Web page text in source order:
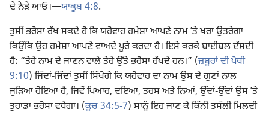
ਦੇ ਨੇੜੇ ਆਓ।​—ਯਾਕੂਬ 4:8.
ਤੁਸੀਂ ਭਰੋਸਾ ਰੱਖ ਸਕਦੇ ਹੋ ਕਿ ਯਹੋਵਾਹ ਹਮੇਸ਼ਾ ਆਪਣੇ ਨਾਮ ʼਤੇ ਖਰਾ ਉਤਰੇਗਾ
ਕਿਉਂਕਿ ਉਹ ਹਮੇਸ਼ਾ ਆਪਣੇ ਵਾਅਦੇ ਪੂਰੇ ਕਰਦਾ ਹੈ। ਇਸੇ ਕਰਕੇ ਬਾਈਬਲ ਦੱਸਦੀ
ਹੈ: “ਤੇਰੇ ਨਾਮ ਦੇ ਜਾਣਨ ਵਾਲੇ ਤੇਰੇ ਉੱਤੇ ਭਰੋਸਾ ਰੱਖਦੇ ਹਨ।” (ਜ਼ਬੂਰਾਂ ਦੀ ਪੋਥੀ
9:10) ਜਿੱਦਾਂ-ਜਿੱਦਾਂ ਤੁਸੀਂ ਸਿੱਖੋਗੇ ਕਿ ਯਹੋਵਾਹ ਦਾ ਨਾਮ ਉਸ ਦੇ ਗੁਣਾਂ ਨਾਲ
ਜੁੜਿਆ ਹੋਇਆ ਹੈ, ਜਿਵੇਂ ਪਿਆਰ, ਦਇਆ, ਤਰਸ ਅਤੇ ਨਿਆਂ, ਉੱਦਾਂ-ਉੱਦਾਂ ਉਸ ʼਤੇ
ਤੁਹਾਡਾ ਭਰੋਸਾ ਵਧੇਗਾ। (ਕੂਚ 34:5-7) ਸਾਨੂੰ ਇਹ ਜਾਣ ਕੇ ਕਿੰਨੀ ਤਸੱਲੀ ਮਿਲਦੀ